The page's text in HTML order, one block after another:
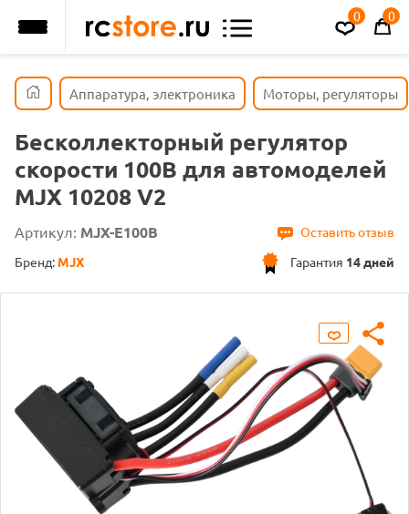
0 0
Аппаратура, электроника Моторы, регуляторы
Бесколлекторный регулятор
скорости 100B для автомоделей
MJX 10208 V2
Артикул: MJX-E100B
Оставить отзыв
Гарантия 14 дней
Бренд: MJX